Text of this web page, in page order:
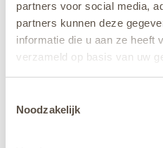
partners voor social media,
partners kunnen deze
informatie die u aan ze heeft
verzameld op basis van uw
jehier.
Noodzakelijk